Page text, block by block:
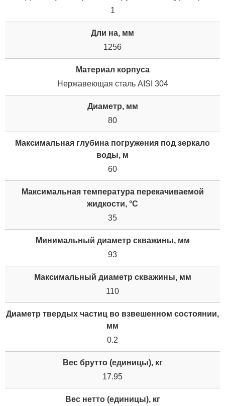
1
Дли на, мм
1256
Материал корпуса
Нержавеющая сталь AISI 304
Диаметр, мм
80
Максимальная глубина погружения под зеркало
воды, м
60
Максимальная температура перекачиваемой
жидкости, °C
35
Минимальный диаметр скважины, мм
93
Максимальный диаметр скважины, мм
110
Диаметр твердых частиц во взвешенном состоянии,
мм
0.2
Вес брутто (единицы), кг
17.95
Вес нетто (единицы), кг